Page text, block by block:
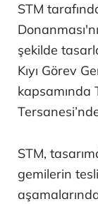
STM
şekilde
Kıyı Görev
kapsamında
STM,
gemilerin